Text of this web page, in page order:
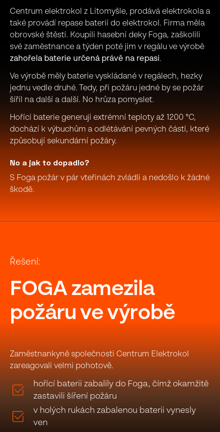
Centrum elektrokol z Litomyšle, prodává elektrokola a
také provádí repase baterií do elektrokol. Firma měla
obrovské štěstí. Koupili hasební deky Foga, zaškolili
své zaměstnance a týden poté jim v regálu ve výrobě
zahořela baterie určená právě na repasi.
Ve výrobě měly baterie vyskládané v regálech, hezky
jednu vedle druhé. Tedy, při požáru jedné by se požár
šířil na další a další. No hrůza pomyslet.
Hořící baterie generují extrémní teploty až 1200 °C,
dochází k výbuchům a odlétávání pevných částí, které
způsobují sekundární požáry.
No a jak to dopadlo?
S Foga požár v pár vteřinách zvládli a nedošlo k žádné
škodě.
Řešení:
FOGA zamezila
požáru ve výrobě
Zaměstnankyně společnosti Centrum Elektrokol
zareagovali velmi pohotově.
hořící baterii zabalily do Foga, čímž okamžitě
zastavili šíření požáru
v holých rukách zabalenou baterii vynesly
ven